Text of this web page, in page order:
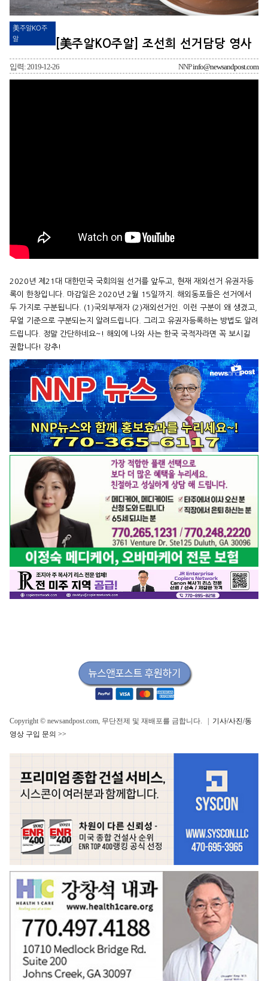
美주알KO주
알
[美주알KO주알] 조선희 선거담당 영사
입력: 2019-12-26 NNPinfo@newsandpost.com
2020년 제21대 대한민국 국회의원 선거를 앞두고, 현재 재외선거 유권자등
록이 한창입니다. 마감일은 2020년 2월 15일까지. 해외동포들은 선거에서
두 가지로 구분됩니다. (1)국외부재자 (2)재외선거인. 이런 구분이 왜 생겼고,
무얼 기준으로 구분되는지 알려드립니다. 그리고 유권자등록하는 방법도 알려
드립니다. 정말 간단하네요~! 해외에 나와 사는 한국 국적자라면 꼭 보시길
권합니다! 강추!
Copyright © newsandpost.com, 무단전제 및 재배포를 금합니다. | 기사/사진/동
영상 구입 문의 >>